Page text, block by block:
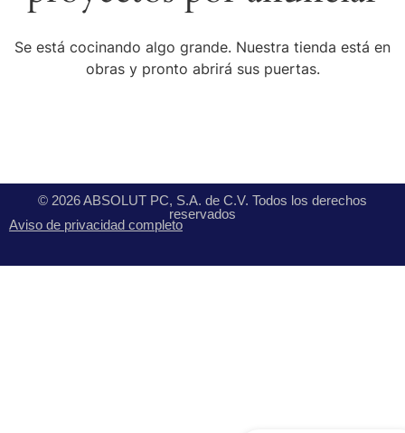
Se está cocinando algo grande. Nuestra tienda está en
obras y pronto abrirá sus puertas.
© 2026 ABSOLUT PC, S.A. de C.V. Todos los derechos
reservados
Aviso de privacidad completo